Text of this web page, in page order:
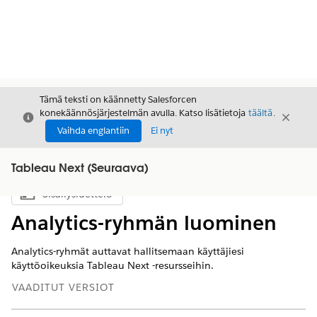
Sulje
Tämä teksti on käännetty Salesforcen
konekäännösjärjestelmän avulla. Katso lisätietoja täältä.
Vaihda englantiin
Ei nyt
Sulje
Tableau Next (Seuraava)
Näytä sisällysluettelo
Sisällysluettelo
Analytics-ryhmän luominen
Analytics-ryhmät auttavat hallitsemaan käyttäjiesi
käyttöoikeuksia Tableau Next -resursseihin.
VAADITUT VERSIOT